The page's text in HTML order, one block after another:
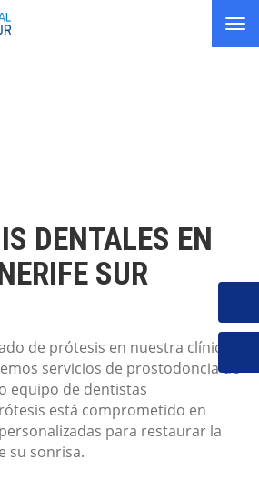
DENTALES EN
SUR
de prótesis en nuestra clínica
servicios de prostodoncia de
equipo de dentistas
está comprometido en
para restaurar la
su sonrisa.